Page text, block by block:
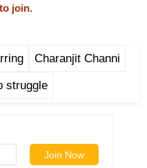
join.
Charanjit Channi
struggle